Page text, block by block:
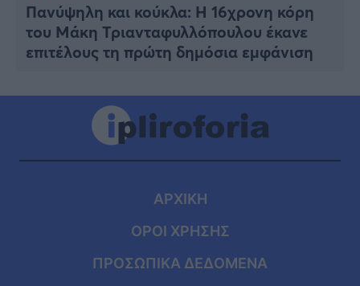
Πανύψηλη και κούκλα: Η 16χρονη κόρη
του Μάκη Τριανταφυλλόπουλου έκανε
επιτέλους τη πρώτη δημόσια εμφάνιση
ΑΡΧΙΚΗ
ΟΡΟΙ ΧΡΗΣΗΣ
ΠΡΟΣΩΠΙΚΑ ΔΕΔΟΜΕΝΑ